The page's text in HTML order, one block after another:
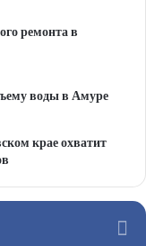
ремонта в
воды в Амуре
крае охватит